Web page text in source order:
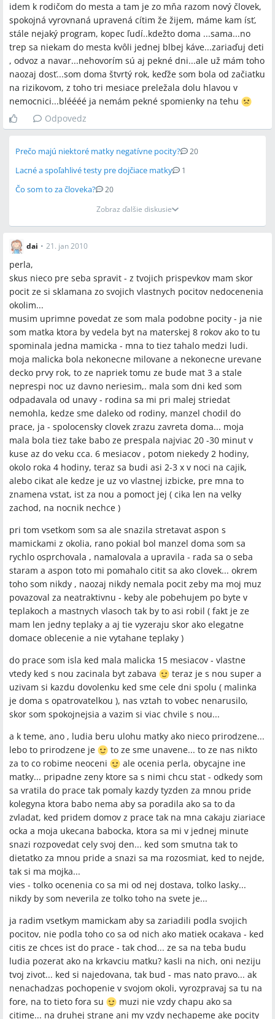
idem k rodičom do mesta a tam je zo mňa razom nový človek,
spokojná vyrovnaná upravená cítim že žijem, máme kam ísť,
stále nejaký program, kopec ľudí..kdežto doma ...sama...no
trep sa niekam do mesta kvôli jednej blbej káve...zariaďuj deti
, odvoz a navar...nehovorím sú aj pekné dni...ale už mám toho
naozaj dosť...som doma štvrtý rok, keďže som bola od začiatku
na rizikovom, z toho tri mesiace preležala dolu hlavou v
nemocnici...bléééé ja nemám pekné spomienky na tehu
Odpovedz
Prečo majú niektoré matky negatívne pocity? 20
Lacné a spoľahlivé testy pre dojčiace matky 1
Čo som to za človeka?
20
Zobraz ďalšie diskusie
dai • 21. jan 2010
perla,
skus nieco pre seba spravit - z tvojich prispevkov mam skor
pocit ze si sklamana zo svojich vlastnych pocitov nedocenenia
okolim...
musim uprimne povedat ze som mala podobne pocity - ja nie
som matka ktora by vedela byt na materskej 8 rokov ako to tu
spominala jedna mamicka - mna to tiez tahalo medzi ludi.
moja malicka bola nekonecne milovane a nekonecne urevane
decko prvy rok, to ze napriek tomu ze bude mat 3 a stale
neprespi noc uz davno neriesim,. mala som dni ked som
odpadavala od unavy - rodina sa mi pri malej striedat
nemohla, kedze sme daleko od rodiny, manzel chodil do
prace, ja - spolocensky clovek zrazu zavreta doma... moja
mala bola tiez take babo ze prespala najviac 20 -30 minut v
kuse az do veku cca. 6 mesiacov , potom niekedy 2 hodiny,
okolo roka 4 hodiny, teraz sa budi asi 2-3 x v noci na cajik,
alebo cikat ale kedze je uz vo vlastnej izbicke, pre mna to
znamena vstat, ist za nou a pomoct jej ( cika len na velky
zachod, na nocnik nechce )
pri tom vsetkom som sa ale snazila stretavat aspon s
mamickami z okolia, rano pokial bol manzel doma som sa
rychlo osprchovala , namalovala a upravila - rada sa o seba
staram a aspon toto mi pomahalo citit sa ako clovek... okrem
toho som nikdy , naozaj nikdy nemala pocit zeby ma moj muz
povazoval za neatraktivnu - keby ale pobehujem po byte v
teplakoch a mastnych vlasoch tak by to asi robil ( fakt je ze
mam len jedny teplaky a aj tie vyzeraju skor ako elegatne
domace oblecenie a nie vytahane teplaky )
do prace som isla ked mala malicka 15 mesiacov - vlastne
vtedy ked s nou zacinala byt zabava
teraz je s nou super a
uzivam si kazdu dovolenku ked sme cele dni spolu ( malinka
je doma s opatrovatelkou ), nas vztah to vobec nenarusilo,
skor som spokojnejsia a vazim si viac chvile s nou...
a k teme, ano , ludia beru ulohu matky ako nieco prirodzene...
lebo to prirodzene je
to ze sme unavene... to ze nas nikto
za to co robime neoceni
ale ocenia perla, obycajne ine
matky... pripadne zeny ktore sa s nimi chcu stat - odkedy som
sa vratila do prace tak pomaly kazdy tyzden za mnou pride
kolegyna ktora babo nema aby sa poradila ako sa to da
zvladat, ked pridem domov z prace tak na mna cakaju ziariace
ocka a moja ukecana babocka, ktora sa mi v jednej minute
snazi rozpovedat cely svoj den... ked som smutna tak to
dietatko za mnou pride a snazi sa ma rozosmiat, ked to nejde,
tak si ma mojka...
vies - tolko ocenenia co sa mi od nej dostava, tolko lasky...
nikdy by som neverila ze tolko toho na svete je...
ja radim vsetkym mamickam aby sa zariadili podla svojich
pocitov, nie podla toho co sa od nich ako matiek ocakava - ked
citis ze chces ist do prace - tak chod... ze sa na teba budu
ludia pozerat ako na krkavciu matku? kasli na nich, oni neziju
tvoj zivot... ked si najedovana, tak bud - mas nato pravo... ak
nenachadzas pochopenie v svojom okoli, vyrozpravaj sa tu na
fore, na to tieto fora su
muzi nie vzdy chapu ako sa
citime... na druhej strane ani my vzdy nechapeme ake pocity